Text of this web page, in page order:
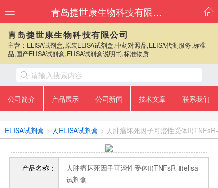
青岛捷世康生物科技有限公司
青岛捷世康生物科技有限公司
主营：ELISA试剂盒,原装ELISA试剂盒,中药对照品,ELISA代测服务,标准
品,国产ELISA试剂盒,ELISA试剂盒说明书,标准物质
公司简介 产品展示 公司新闻 技术文章 联系我们
ELISA试剂盒 > 人ELISA试剂盒 > 人肿瘤坏死因子可溶性受体Ⅱ(TNFsR-
Ⅱ)elisa试剂盒
产品名称：
人肿瘤坏死因子可溶性受体Ⅱ(TNFsR-Ⅱ)elisa
试剂盒